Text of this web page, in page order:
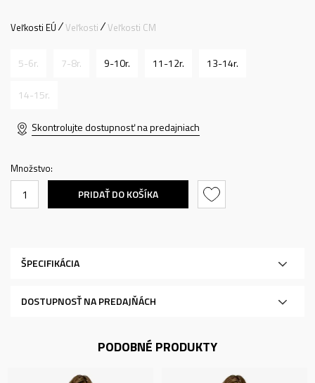
Veľkosti EÚ Veľkosti Veľkosti CM
5-6r. 7-8r. 9-10r. 11-12r. 13-14r.
14-15r.
Skontrolujte dostupnosť na predajniach
Množstvo:
PRIDAŤ DO KOŠÍKA
ŠPECIFIKÁCIA
DOSTUPNOSŤ NA PREDAJŇÁCH
PODOBNÉ PRODUKTY